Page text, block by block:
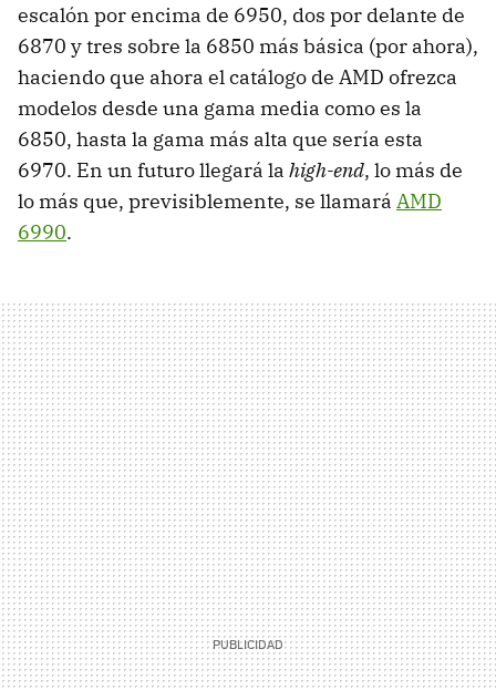
escalón por encima de 6950, dos por delante de
6870 y tres sobre la 6850 más básica (por ahora),
haciendo que ahora el catálogo de AMD ofrezca
modelos desde una gama media como es la
6850, hasta la gama más alta que sería esta
6970. En un futuro llegará la high-end, lo más de
lo más que, previsiblemente, se llamará AMD
6990.